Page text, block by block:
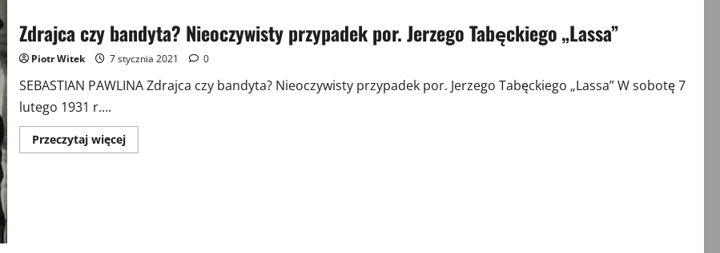
Zdrajca czy bandyta? Nieoczywisty przypadek por. Jerzego Tabęckiego „Lassa”
Piotr Witek 7 stycznia 2021 0
SEBASTIAN PAWLINA Zdrajca czy bandyta? Nieoczywisty przypadek por. Jerzego Tabęckiego „Lassa” W sobotę 7
lutego 1931 r....
Przeczytaj więcejPrzeczytaj
więcej